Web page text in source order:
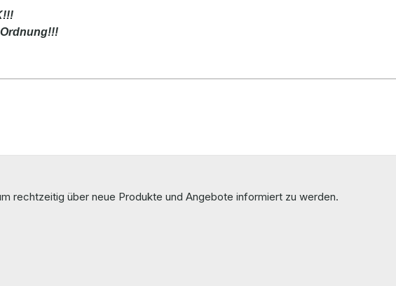
rechtzeitig über neue Produkte und Angebote informiert zu werden.